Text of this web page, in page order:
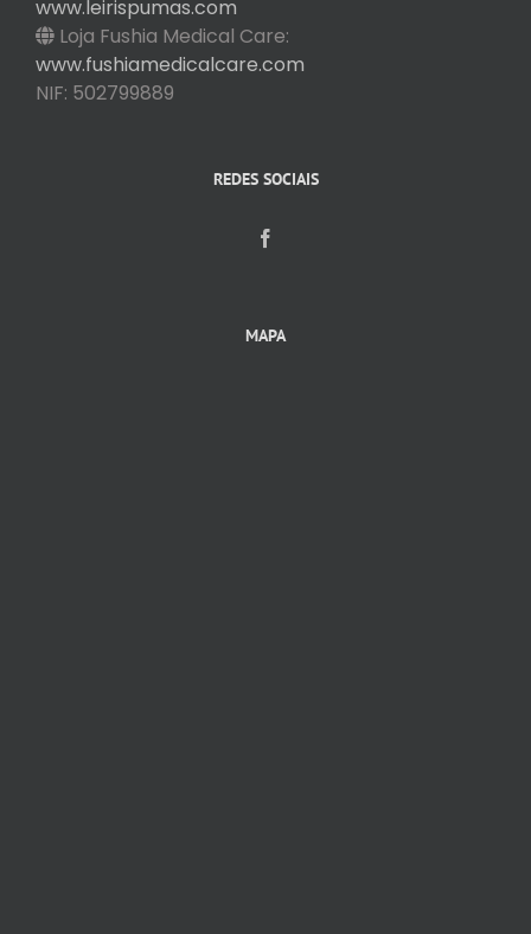
www.leirispumas.com
Loja Fushia Medical Care:
www.fushiamedicalcare.com
NIF: 502799889
REDES SOCIAIS
MAPA